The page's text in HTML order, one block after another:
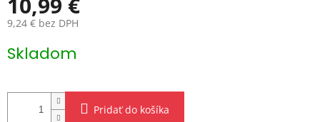
9,24 € bez DPH
cena:
Skladom
Pridať do košíka